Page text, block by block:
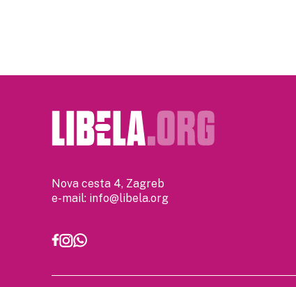
Nova cesta 4, Zagreb
e-mail: info@libela.org